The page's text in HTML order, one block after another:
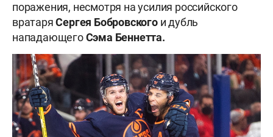
поражения, несмотря на усилия российского
вратаряСергея Бобровского и дубль
нападающегоСэма Беннетта.